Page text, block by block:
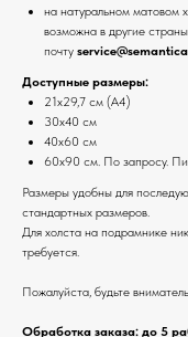
на натуральном матовом
возможна в другие
почту
Доступные размеры:
21х29,7 см (А4)
30х40 см
40х60 см
60х90 см. По запросу.
Размеры удобны для
стандартных размеров.
Для холста на подрамнике
требуется.
Пожалуйста, будьте
Обработка заказа: до 5